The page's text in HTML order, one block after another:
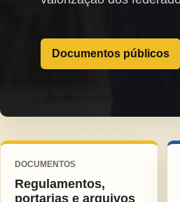
Documentos públicos
DOCUMENTOS
Regulamentos,
portarias e arquivos